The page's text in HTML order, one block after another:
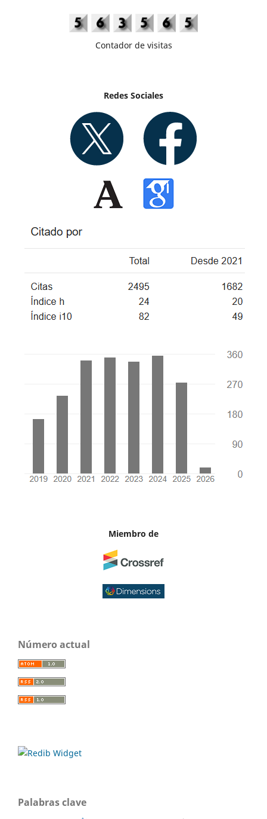
Contador de visitas
Redes Sociales
Miembro de
Número actual
Palabras clave